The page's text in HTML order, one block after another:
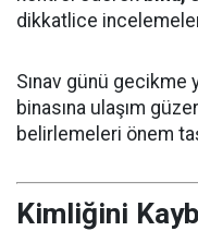
dikkatlice
Sınav günü gecikme
binasına ulaşım
belirlemeleri önem
Kimliğini